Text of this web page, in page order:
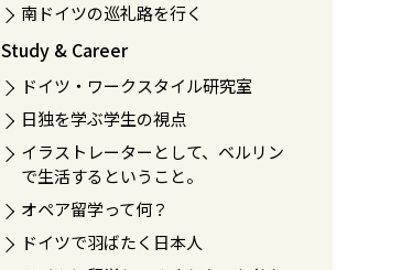
南ドイツの巡礼路を行く
Study & Career
ドイツ・ワークスタイル研究室
日独を学ぶ学生の視点
イラストレーターとして、ベルリン
で生活するということ。
オペア留学って何？
ドイツで羽ばたく日本人